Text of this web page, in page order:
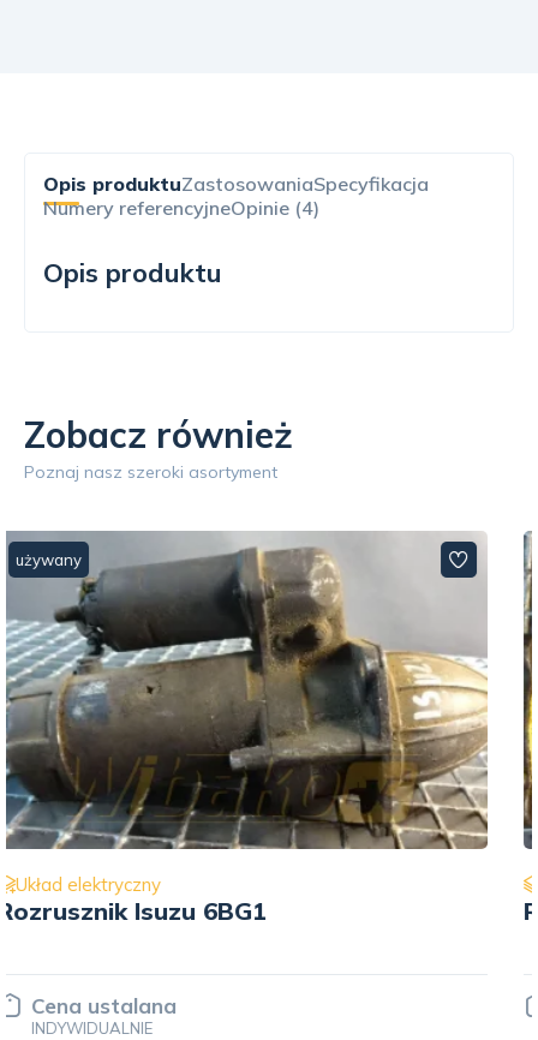
Opis produktuZastosowaniaSpecyfikacja
Numery referencyjneOpinie (4)
Opis produktu
Zobacz również
Poznaj nasz szeroki asortyment
używany
Układ elektryczny
Rozrusznik 24V Bosch 0001411009
Cena ustalana
INDYWIDUALNIE